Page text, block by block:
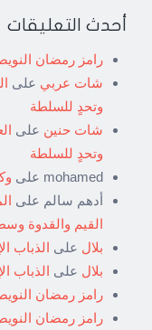
أحدث التعليقات
رامز رمضان
شات عربي على
وتحدٍ للسلطة
شات حنين على
وتحدٍ للسلطة
mohamed على
أدهم سالم على
القيم والقدوة
بلال على الذباب
بلال على الذباب
رامز رمضان
رامز رمضان